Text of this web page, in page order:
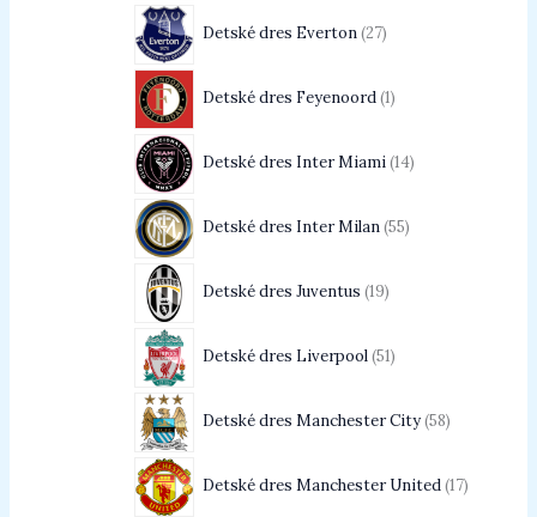
Detské dres Everton 27
Detské dres Feyenoord 1
Detské dres Inter Miami 14
Detské dres Inter Milan 55
Detské dres Juventus 19
Detské dres Liverpool 51
Detské dres Manchester City 58
Detské dres Manchester United 17